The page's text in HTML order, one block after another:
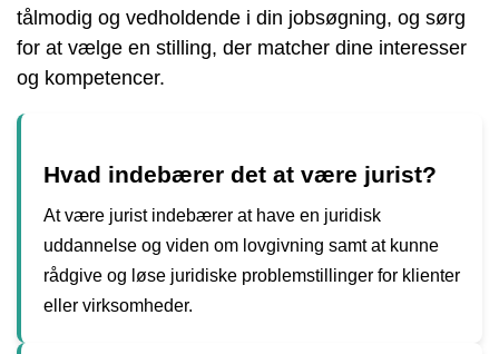
tålmodig og vedholdende i din jobsøgning, og sørg
for at vælge en stilling, der matcher dine interesser
og kompetencer.
Hvad indebærer det at være jurist?
At være jurist indebærer at have en juridisk
uddannelse og viden om lovgivning samt at kunne
rådgive og løse juridiske problemstillinger for klienter
eller virksomheder.